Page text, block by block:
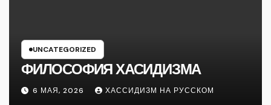
UNCATEGORIZED
ФИЛОСОФИЯ ХАСИДИЗМА
6 МАЯ, 2026 ХАССИДИЗМ НА РУССКОМ